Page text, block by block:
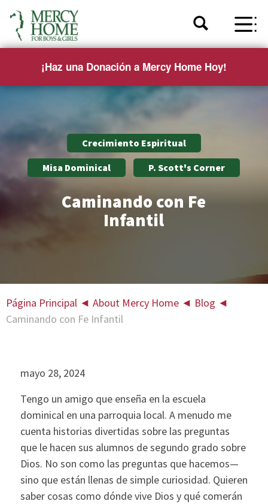
¡Haz una Donación a Mercy Home Hoy!
Crecimiento Espiritual
Misa Dominical P. Scott's Corner
Caminando con Fe
Infantil
Página Principal ◄ About Mercy Home ◄ Blog ◄
Caminando con Fe Infantil
mayo 28, 2024
Tengo un amigo que enseña en la escuela
dominical en una parroquia local. A menudo me
cuenta historias divertidas sobre las preguntas
que le hacen sus alumnos de segundo grado sobre
Dios. No son como las preguntas que hacemos—
sino que están llenas de simple curiosidad. Quieren
saber cosas como dónde vive Dios y qué comerán